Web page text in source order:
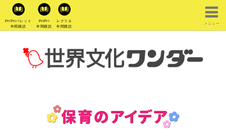
PriPriパレット
年間購読
PriPri
年間購読
レクリエ
年間購読
メニュー